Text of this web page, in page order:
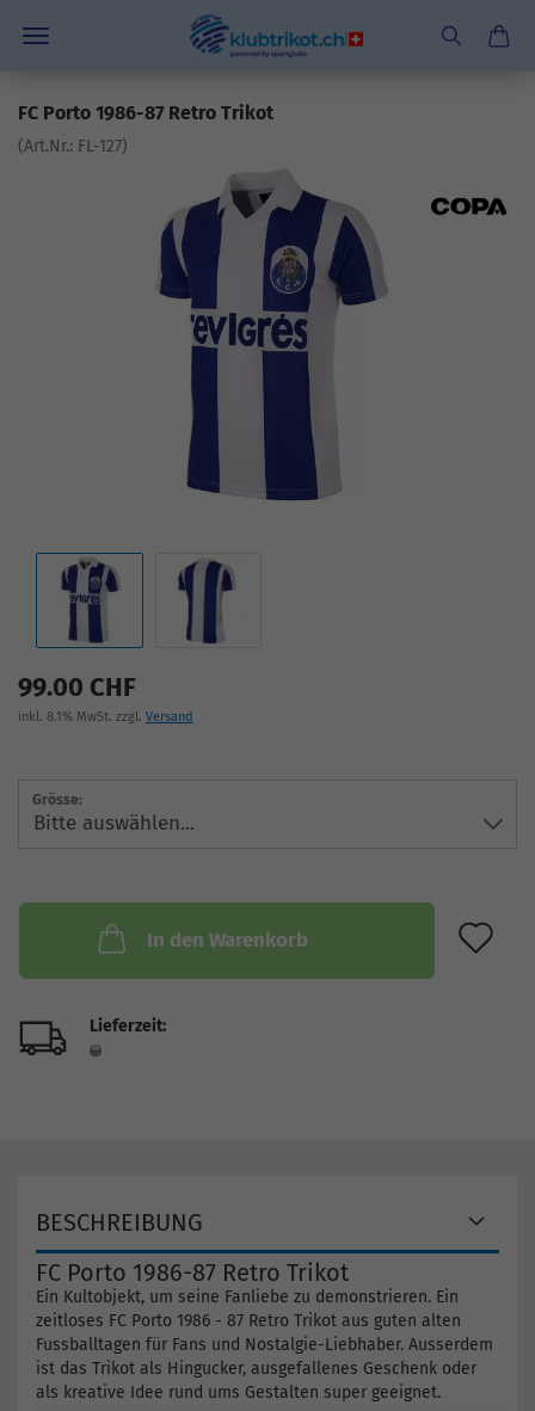
FC Porto 1986-87 Retro Trikot
(Art.Nr.: FL-127)
99.00 CHF
inkl. 8.1% MwSt. zzgl. Versand
Grösse:
In den Warenkorb
Lieferzeit:
BESCHREIBUNG
FC Porto 1986-87 Retro Trikot
Ein Kultobjekt, um seine Fanliebe zu demonstrieren. Ein
zeitloses FC Porto 1986 - 87 Retro Trikot aus guten alten
Fussballtagen für Fans und Nostalgie-Liebhaber. Ausserdem
ist das Trikot als Hingucker, ausgefallenes Geschenk oder
als kreative Idee rund ums Gestalten super geeignet.